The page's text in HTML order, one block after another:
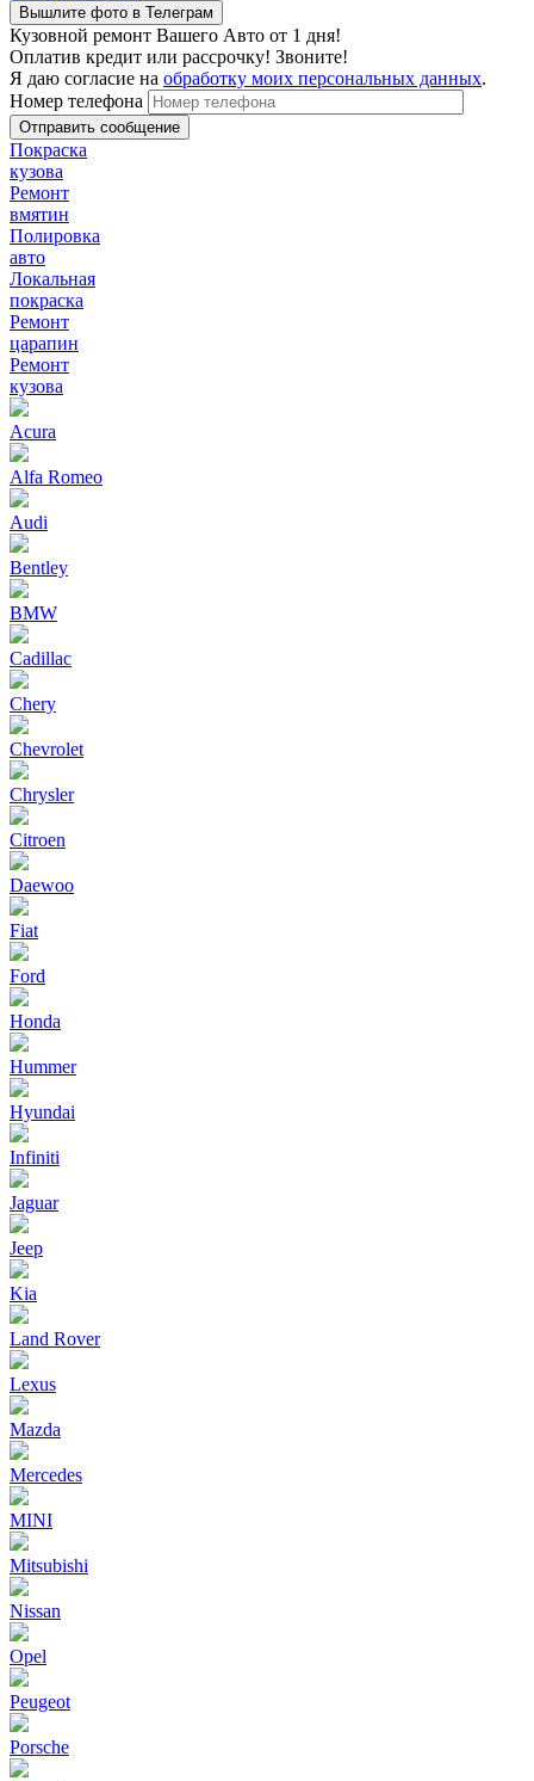
Вышлите фото в Телеграм
Кузовной ремонт Вашего Авто от 1 дня!
Оплатив кредит или рассрочку! Звоните!
Я даю согласие на обработку моих персональных данных.
Номер телефона
Покраска
кузова
Ремонт
вмятин
Полировка
авто
Локальная
покраска
Ремонт
царапин
Ремонт
кузова
Acura
Alfa Romeo
Audi
Bentley
BMW
Cadillac
Chery
Chevrolet
Chrysler
Citroen
Daewoo
Fiat
Ford
Honda
Hummer
Hyundai
Infiniti
Jaguar
Jeep
Kia
Land Rover
Lexus
Mazda
Mercedes
MINI
Mitsubishi
Nissan
Opel
Peugeot
Porsche